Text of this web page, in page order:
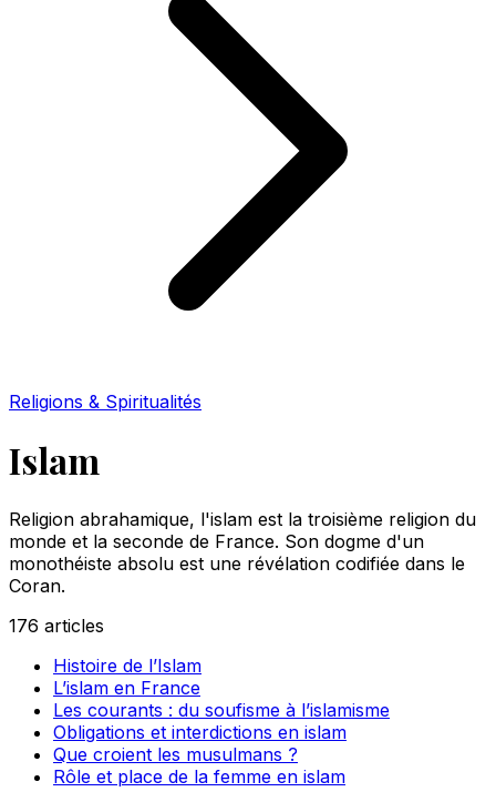
Religions & Spiritualités
Islam
Religion abrahamique, l'islam est la troisième religion du
monde et la seconde de France. Son dogme d'un
monothéiste absolu est une révélation codifiée dans le
Coran.
176 articles
Histoire de l’Islam
L’islam en France
Les courants : du soufisme à l’islamisme
Obligations et interdictions en islam
Que croient les musulmans ?
Rôle et place de la femme en islam